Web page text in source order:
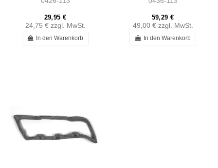
29,95 €
24,75 € zzgl. MwSt.
In den Warenkorb
59,29 €
49,00 € zzgl. MwSt.
In den Warenkorb